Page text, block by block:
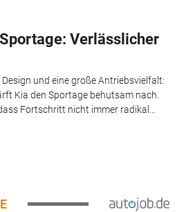
Verlässlicher
und eine große Antriebsvielfalt:
Kia den Sportage behutsam nach.
Fortschritt nicht immer radikal...